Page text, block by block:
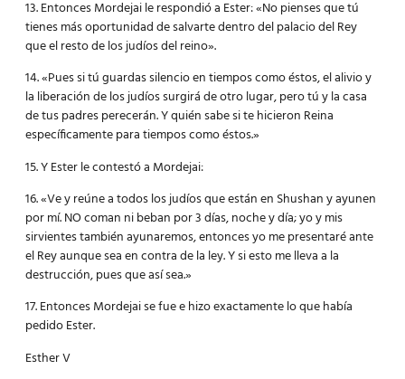
13. Entonces Mordejai le respondió a Ester: «No pienses que tú
tienes más oportunidad de salvarte dentro del palacio del Rey
que el resto de los judíos del reino».
14. «Pues si tú guardas silencio en tiempos como éstos, el alivio y
la liberación de los judíos surgirá de otro lugar, pero tú y la casa
de tus padres perecerán. Y quién sabe si te hicieron Reina
específicamente para tiempos como éstos.»
15. Y Ester le contestó a Mordejai:
16. «Ve y reúne a todos los judíos que están en Shushan y ayunen
por mí. NO coman ni beban por 3 días, noche y día; yo y mis
sirvientes también ayunaremos, entonces yo me presentaré ante
el Rey aunque sea en contra de la ley. Y si esto me lleva a la
destrucción, pues que así sea.»
17. Entonces Mordejai se fue e hizo exactamente lo que había
pedido Ester.
Esther V